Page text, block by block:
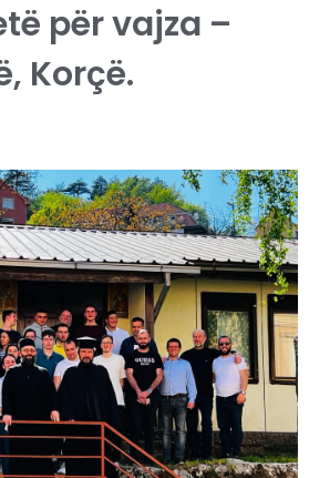
për vajza –
Korçë.